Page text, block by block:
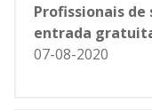
Profissionais de
entrada
07-08-2020